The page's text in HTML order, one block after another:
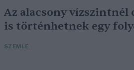
Az alacsony vízszintnél
is történhetnek egy
SZEMLE